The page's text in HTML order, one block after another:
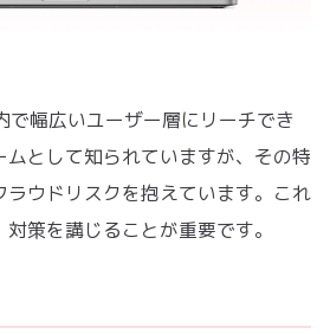
で幅広いユーザー層にリーチでき
ムとして知られていますが、その特
ウドリスクを抱えています。これ
策を講じることが重要です。